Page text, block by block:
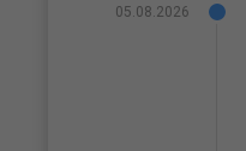
05.08.2026